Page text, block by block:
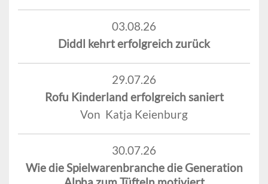
03.08.26
Diddl kehrt erfolgreich zurück
29.07.26
Rofu Kinderland erfolgreich saniert
Von Katja Keienburg
30.07.26
Wie die Spielwarenbranche die Generation